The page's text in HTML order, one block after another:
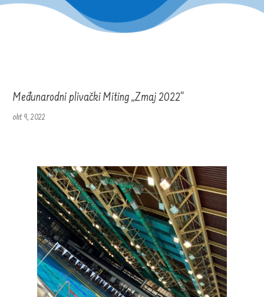
Međunarodni plivački Miting „Zmaj 2022“
okt 9, 2022